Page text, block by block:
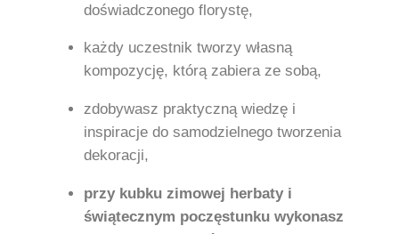
doświadczonego florystę,
każdy uczestnik tworzy własną
kompozycję, którą zabiera ze sobą,
zdobywasz praktyczną wiedzę i
inspiracje do samodzielnego tworzenia
dekoracji,
przy kubku zimowej herbaty i
świątecznym poczęstunku wykonasz